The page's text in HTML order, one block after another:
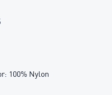
100% Nylon